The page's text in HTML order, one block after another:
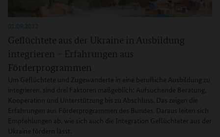
Geflüchtete aus der Ukraine in Ausbildung
integrieren – Erfahrungen aus
Förderprogrammen
01.09.2022
Um Geflüchtete und Zugewanderte in eine berufliche Ausbildung zu
integrieren, sind drei Faktoren maßgeblich: Aufsuchende Beratung,
Kooperation und Unterstützung bis zu Abschluss. Das zeigen die
Erfahrungen aus Förderprogrammen des Bundes. Daraus leiten sich
Empfehlungen ab, wie sich auch die Integration Geflüchteter aus der
Ukraine fördern lässt.